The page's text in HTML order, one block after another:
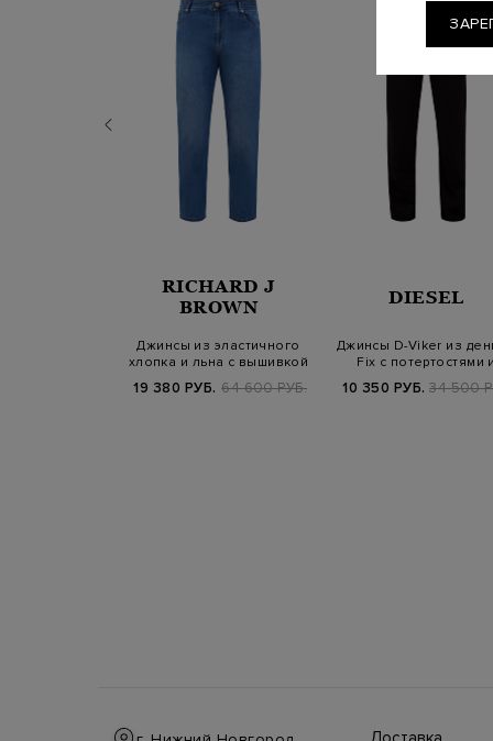
RICHARD J
BROWN
Джинсы из эластичного
хлопка и льна с вышивкой
19 380 РУБ. 64 600 РУБ.
DIESEL
Джинсы D-Viker из
Fix с потертостями и
10 350 РУБ. 34 500